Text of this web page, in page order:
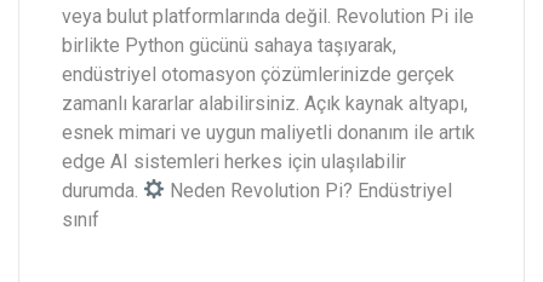
veya bulut platformlarında değil. Revolution Pi ile
birlikte Python gücünü sahaya taşıyarak,
endüstriyel otomasyon çözümlerinizde gerçek
zamanlı kararlar alabilirsiniz. Açık kaynak altyapı,
esnek mimari ve uygun maliyetli donanım ile artık
edge AI sistemleri herkes için ulaşılabilir
durumda.
Neden Revolution Pi? Endüstriyel
sınıf